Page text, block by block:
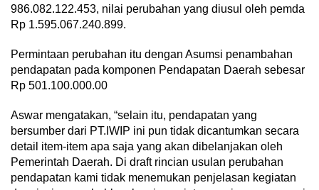
986.082.122.453, nilai perubahan yang diusul oleh pemda
Rp 1.595.067.240.899.
Permintaan perubahan itu dengan Asumsi penambahan
pendapatan pada komponen Pendapatan Daerah sebesar
Rp 501.100.000.00
Aswar mengatakan, “selain itu, pendapatan yang
bersumber dari PT.IWIP ini pun tidak dicantumkan secara
detail item-item apa saja yang akan dibelanjakan oleh
Pemerintah Daerah. Di draft rincian usulan perubahan
pendapatan kami tidak menemukan penjelasan kegiatan